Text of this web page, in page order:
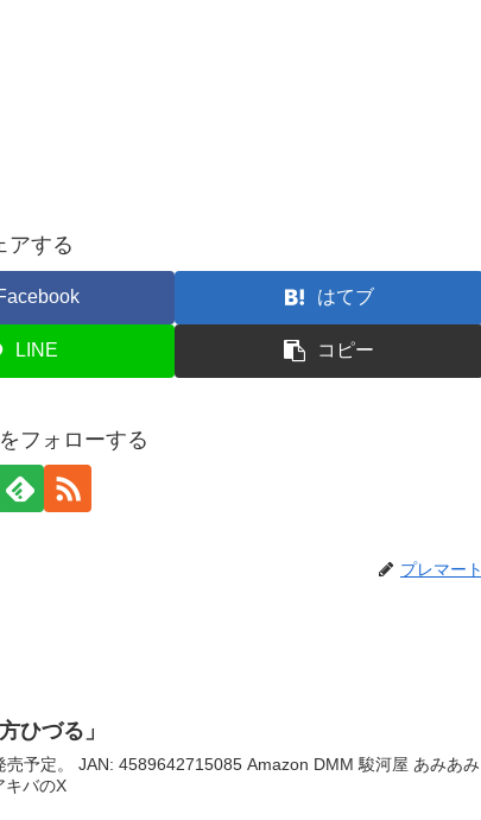
アする
はてブ
LINE コピー
フォローする
プレマート
ひづる」
予定。 JAN: 4589642715085 Amazon DMM 駿河屋 あみあみ
キバのX